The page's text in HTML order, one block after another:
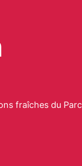
fraîches du Parc